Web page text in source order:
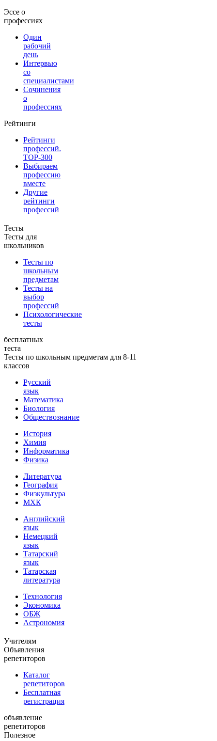
Эссе о
профессиях
Один
рабочий
день
Интервью
со
специалистами
Сочинения
о
профессиях
Рейтинги
Рейтинги
профессий.
TOP-300
Выбираем
профессию
вместе
Другие
рейтинги
профессий
Тесты
Тесты для
школьников
Тесты по
школьным
предметам
Тесты на
выбор
профессий
Психологические
тесты
бесплатных
теста
Тесты по школьным предметам для 8-11
классов
Русский
язык
Математика
Биология
Обществознание
История
Химия
Информатика
Физика
Литература
География
Физкультура
МХК
Английский
язык
Немецкий
язык
Татарский
язык
Татарская
литература
Технология
Экономика
ОБЖ
Астрономия
Учителям
Объявления
репетиторов
Каталог
репетиторов
Бесплатная
регистрация
объявление
репетиторов
Полезное